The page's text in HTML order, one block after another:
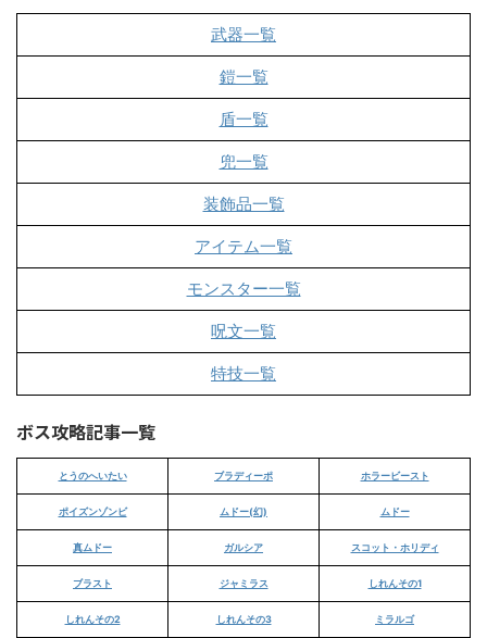
武器一覧
鎧一覧
盾一覧
兜一覧
装飾品一覧
アイテム一覧
モンスター一覧
呪文一覧
特技一覧
ボス攻略記事一覧
とうのへいたい ブラディーポ ホラービースト
ポイズンゾンビ ムドー(幻) ムドー
真ムドー ガルシア スコット・ホリディ
ブラスト ジャミラス しれんその1
しれんその2 しれんその3 ミラルゴ